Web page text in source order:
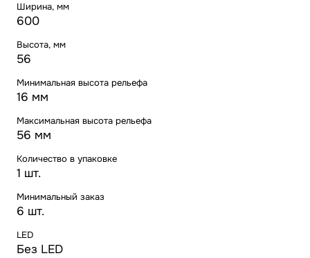
Ширина, мм
600
Высота, мм
56
Минимальная высота рельефа
16 мм
Максимальная высота рельефа
56 мм
Количество в упаковке
1 шт.
Минимальный заказ
6 шт.
LED
Без LED